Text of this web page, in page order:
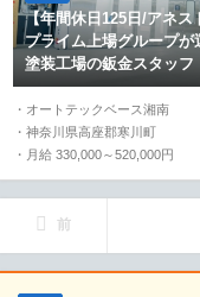
【年間休日125日/アネス
プライム上場グループが
塗装工場の鈑金スタッフ
・オートテックベース湘南
・神奈川県高座郡寒川町
・月給 330,000～520,000円
前